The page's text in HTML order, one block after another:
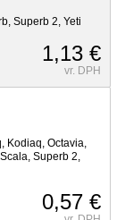
Superb 2, Yeti
1,13 €
vr. DPH
Kodiaq, Octavia,
Superb 2,
0,57 €